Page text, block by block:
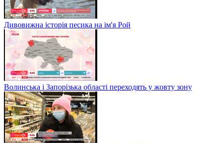
Дивовижна історія песика на ім'я Рой
Волинська і Запорізька області переходять у жовту зону